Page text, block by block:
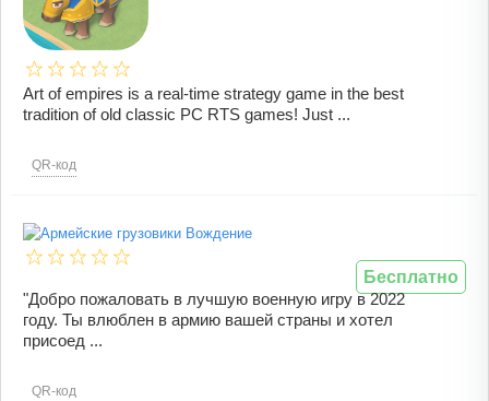
Art of empires is a real-time strategy game in the best
tradition of old classic PC RTS games! Just ...
QR-код
"Добро пожаловать в лучшую военную игру в 2022
году. Ты влюблен в армию вашей страны и хотел
присоед ...
QR-код
Бесплатно